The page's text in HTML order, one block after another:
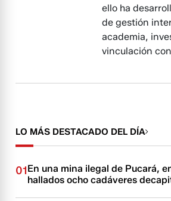
ello ha
de gestión
academia,
vinculación
LO MÁS DESTACADO DEL DÍA
01En una mina ilegal de Pucará,
hallados ocho cadáveres